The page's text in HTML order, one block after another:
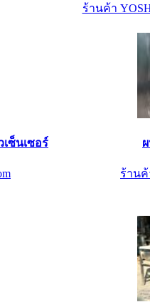
ร้านค้า
ซ็นเซอร์
ร้านค้